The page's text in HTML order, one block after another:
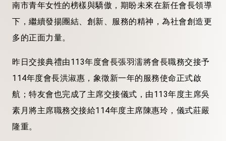
南市青年女性的榜樣與驕傲，期盼未來在新任會長領導
下，繼續發揚團結、創新、服務的精神，為社會創造更
多的正面力量。
昨日交接典禮由113年度會長張羽濡將會長職務交接予
114年度會長洪淑惠，象徵新一年的服務使命正式啟
航；特友會也完成了主席交接儀式，由113年度主席吳
素月將主席職務交接給114年度主席陳惠玲，儀式莊嚴
隆重。